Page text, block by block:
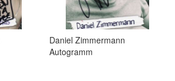
Daniel Zimmermann
Autogramm